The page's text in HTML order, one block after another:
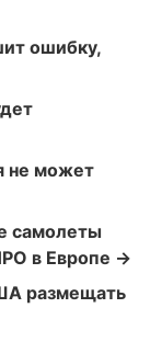
ошибку,
не может
самолеты
в Европе →
размещать